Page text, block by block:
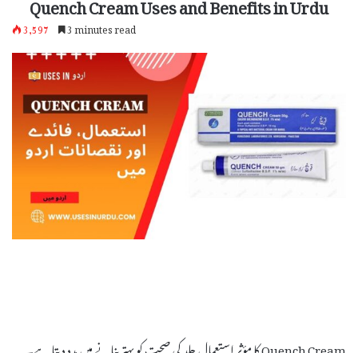
3,597 3 minutes read